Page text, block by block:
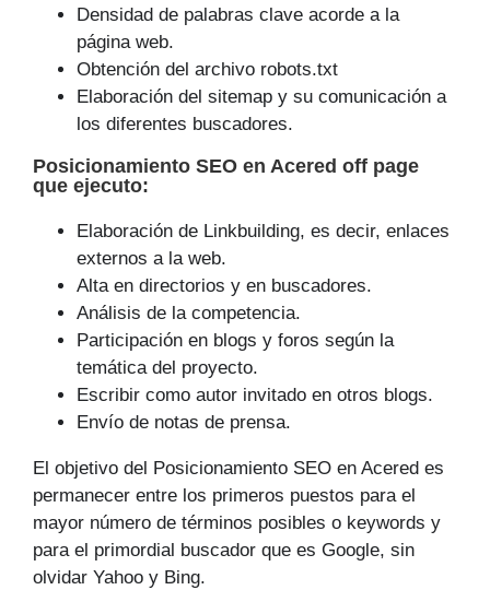
Densidad de palabras clave acorde a la
página web.
Obtención del archivo robots.txt
Elaboración del sitemap y su comunicación a
los diferentes buscadores.
Posicionamiento SEO en Acered off page
que ejecuto:
Elaboración de Linkbuilding, es decir, enlaces
externos a la web.
Alta en directorios y en buscadores.
Análisis de la competencia.
Participación en blogs y foros según la
temática del proyecto.
Escribir como autor invitado en otros blogs.
Envío de notas de prensa.
El objetivo del Posicionamiento SEO en Acered es
permanecer entre los primeros puestos para el
mayor número de tér­minos posibles o keywords y
para el primordial buscador que es Google, sin
olvidar Yahoo y Bing.